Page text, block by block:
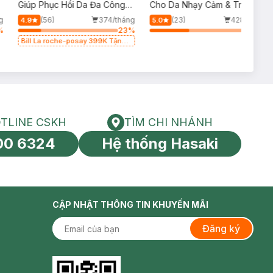
Giúp Phục Hồi Da Đa Công
Dụng 100ml
4.9 (56)
374/tháng
23%
Bill La roche-posay 399K Tặng
Cho Da Nhạy Cảm & Trẻ Em
60ml (Mới)
5.0 (23)
428/tháng
toàn cầu
HOTLINE CSKH
CSKH
6324
Tìm chi nhánh
TÌM CHI NHÁNH
Hệ thống Hasaki
CẬP NHẬT THÔNG TIN KHUYẾN MÃI
Đăng ký